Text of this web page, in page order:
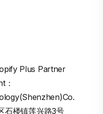
Plus Partner
：
石楼镇莲兴路3号